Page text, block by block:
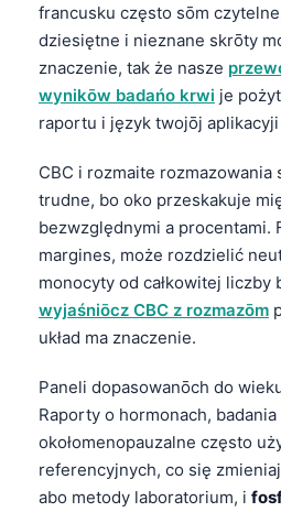
francusku często sōm
dziesiętne i nieznane skrōty
znaczenie, tak że nasze
wynikōw badańo krwi je
raportu i język twojōj
CBC i rozmaite rozmazowania
trudne, bo oko przeskakuje
bezwzględnymi a procentami.
margines, może rozdzielić
monocyty od całkowitej liczby
wyjaśniōcz CBC z rozmazōm
układ ma znaczenie.
Paneli dopasowanōch do
Raporty o hormonach,
okołomenopauzalne często
referencyjnych, co się
abo metody laboratorium, i
Magyar
Shqip
বাংলা
اردو
मराठी
తెలుగు
தமிழ்
ગુજરાતી
ಕನ್ನಡ
മലയാളം
Bahasa Melayu
Tiếng Việt
Tagalog
ไทย